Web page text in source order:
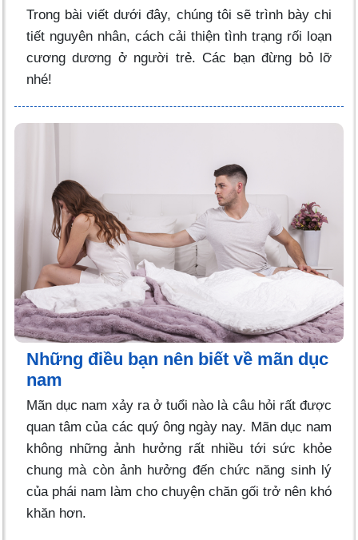
Trong bài viết dưới đây, chúng tôi sẽ trình bày chi
tiết nguyên nhân, cách cải thiện tình trạng rối loạn
cương dương ở người trẻ. Các bạn đừng bỏ lỡ
nhé!
Những điều bạn nên biết về mãn dục
nam
Mãn dục nam xảy ra ở tuổi nào là câu hỏi rất được
quan tâm của các quý ông ngày nay. Mãn dục nam
không những ảnh hưởng rất nhiều tới sức khỏe
chung mà còn ảnh hưởng đến chức năng sinh lý
của phái nam làm cho chuyện chăn gối trở nên khó
khăn hơn.